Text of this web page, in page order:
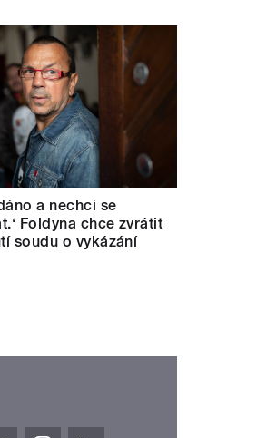
a nechci se
Foldyna chce zvrátit
soudu o vykázání